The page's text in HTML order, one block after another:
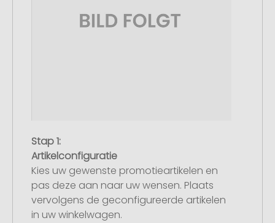
Stap 1:
Artikelconfiguratie
Kies uw gewenste promotieartikelen en
pas deze aan naar uw wensen. Plaats
vervolgens de geconfigureerde artikelen
in uw winkelwagen.